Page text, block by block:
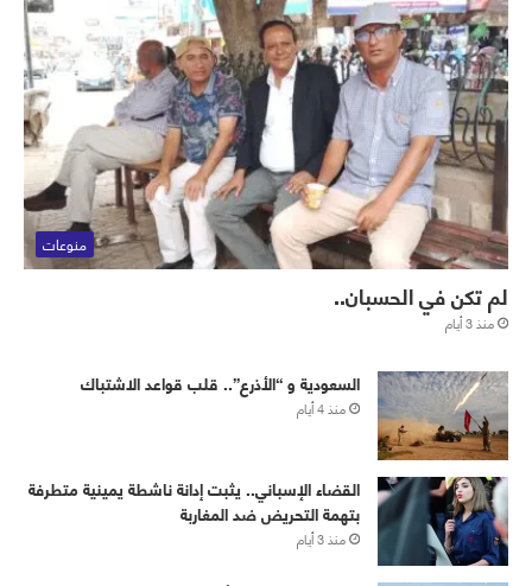
منوعات
لم تكن في الحسبان..
منذ 3 أيام
‏⁧‫السعودية‬⁩ و “الأذرع”.. قلب قواعد الاشتباك
منذ 4 أيام
القضاء الإسباني.. يثبت إدانة ناشطة يمينية متطرفة
بتهمة التحريض ضد المغاربة
منذ 3 أيام